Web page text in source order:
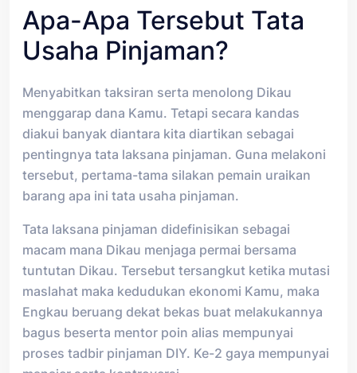
Apa-Apa Tersebut Tata
Usaha Pinjaman?
Menyabitkan taksiran serta menolong Dikau
menggarap dana Kamu. Tetapi secara kandas
diakui banyak diantara kita diartikan sebagai
pentingnya tata laksana pinjaman. Guna melakoni
tersebut, pertama-tama silakan pemain uraikan
barang apa ini tata usaha pinjaman.
Tata laksana pinjaman didefinisikan sebagai
macam mana Dikau menjaga permai bersama
tuntutan Dikau. Tersebut tersangkut ketika mutasi
maslahat maka kedudukan ekonomi Kamu, maka
Engkau beruang dekat bekas buat melakukannya
bagus beserta mentor poin alias mempunyai
proses tadbir pinjaman DIY. Ke-2 gaya mempunyai